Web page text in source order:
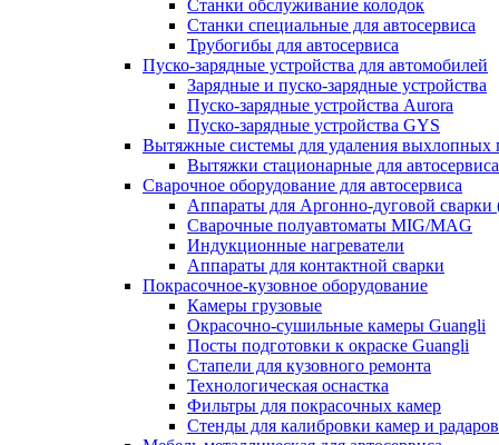
Станки обслуживание колодок
Станки специальные для автосервиса
Трубогибы для автосервиса
Пуско-зарядные устройства для автомобилей
Зарядные и пуско-зарядные устройства
Пуско-зарядные устройства Aurora
Пуско-зарядные устройства GYS
Вытяжные системы для удаления выхлопных
Вытяжки стационарные для автосервиса
Сварочное оборудование для автосервиса
Аппараты для Аргонно-дуговой сварки
Сварочные полуавтоматы MIG/MAG
Индукционные нагреватели
Аппараты для контактной сварки
Покрасочное-кузовное оборудование
Камеры грузовые
Окрасочно-сушильные камеры Guangli
Посты подготовки к окраске Guangli
Стапели для кузовного ремонта
Технологическая оснастка
Фильтры для покрасочных камер
Стенды для калибровки камер и радаров